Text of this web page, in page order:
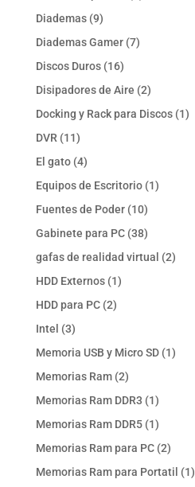
Diademas 99
productos
Diademas Gamer 77
Discos Duros 1616
productos
Disipadores de Aire 22
productos
Docking y Rack para Discos 11
DVR 1111
productos
El gato 44
productos
Equipos de Escritorio 11
Fuentes de Poder 1010
productos
Gabinete para PC 3838
productos
gafas de realidad virtual 22
HDD Externos 11
HDD para PC 22
Intel 33
productos
Memoria USB y Micro SD 11
Memorias Ram 22
productos
Memorias Ram DDR3 11
producto
Memorias Ram DDR5 11
producto
Memorias Ram para PC 22
Memorias Ram para Portatil 11